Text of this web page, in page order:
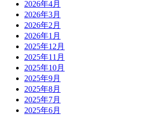
2026年4月
2026年3月
2026年2月
2026年1月
2025年12月
2025年11月
2025年10月
2025年9月
2025年8月
2025年7月
2025年6月